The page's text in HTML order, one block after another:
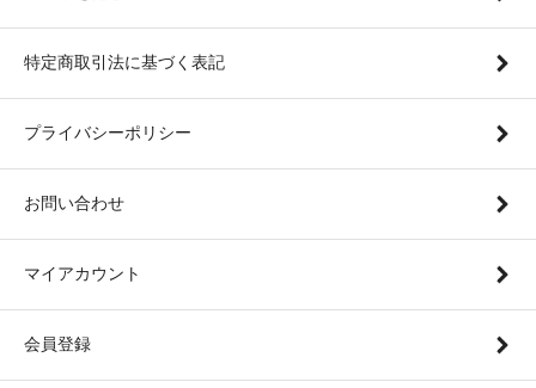
特定商取引法に基づく表記
プライバシーポリシー
お問い合わせ
マイアカウント
会員登録